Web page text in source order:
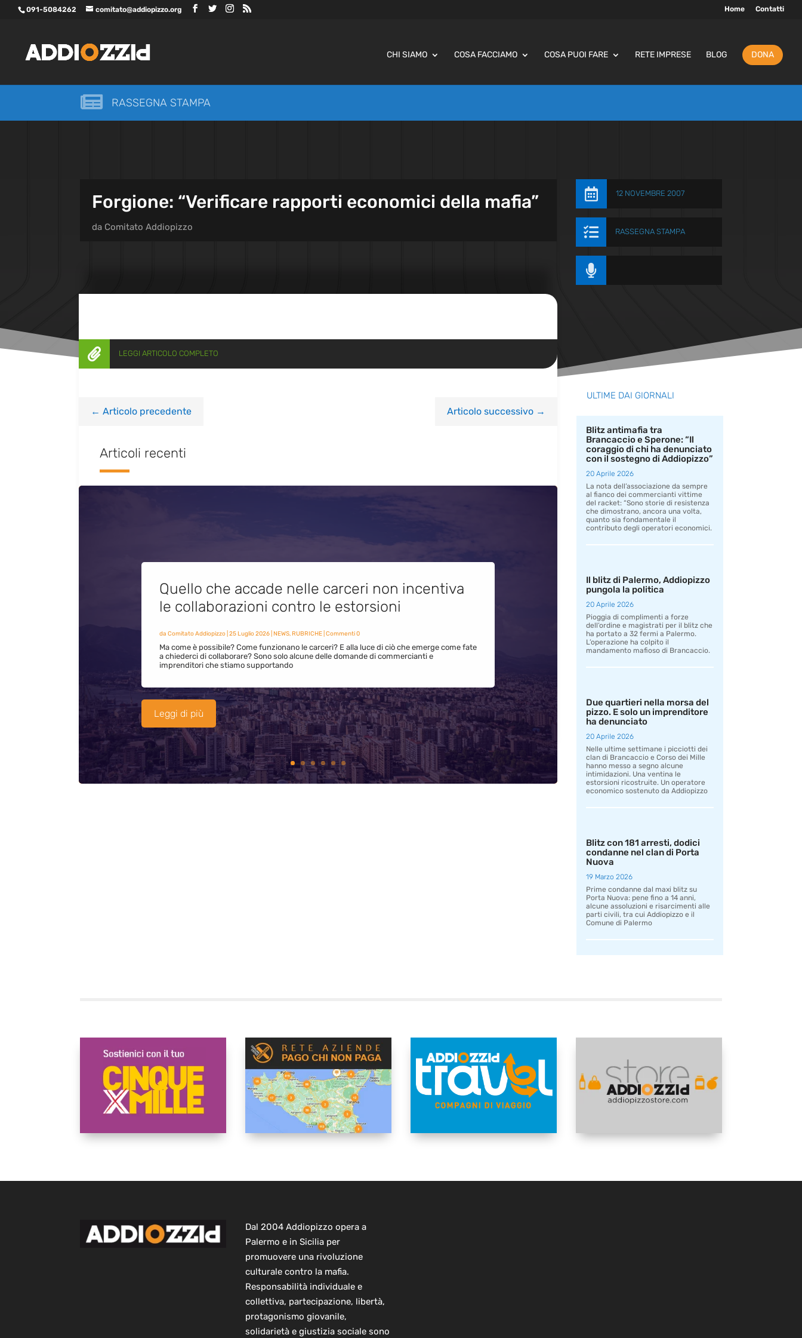
091-5084262 comitato@addiopizzo.org Home Contatti
CHI SIAMO COSA FACCIAMO COSA PUOI FARE RETE IMPRESE BLOG DONA
 RASSEGNA STAMPA
Forgione: “Verificare rapporti economici della mafia”
da Comitato Addiopizzo
 12 NOVEMBRE 2007
 RASSEGNA STAMPA

 LEGGI ARTICOLO COMPLETO
← Articolo precedente Articolo successivo→
Articoli recenti
Quello che accade nelle carceri non incentiva
le collaborazioni contro le estorsioni
da Comitato Addiopizzo| 25 Luglio 2026| NEWS,RUBRICHE| Commenti 0
Ma come è possibile? Come funzionano le carceri? E alla luce di ciò che emerge come fate
a chiederci di collaborare? Sono solo alcune delle domande di commercianti e
imprenditori che stiamo supportando
Leggi di più
ULTIME DAI GIORNALI
Blitz antimafia tra
Brancaccio e Sperone: “Il
coraggio di chi ha denunciato
con il sostegno di Addiopizzo”
20 Aprile 2026
La nota dell’associazione da sempre
al fianco dei commercianti vittime
del racket: “Sono storie di resistenza
che dimostrano, ancora una volta,
quanto sia fondamentale il
contributo degli operatori economici.
Il blitz di Palermo, Addiopizzo
pungola la politica
20 Aprile 2026
Pioggia di complimenti a forze
dell’ordine e magistrati per il blitz che
ha portato a 32 fermi a Palermo.
L’operazione ha colpito il
mandamento mafioso di Brancaccio.
Due quartieri nella morsa del
pizzo. E solo un imprenditore
ha denunciato
20 Aprile 2026
Nelle ultime settimane i picciotti dei
clan di Brancaccio e Corso dei Mille
hanno messo a segno alcune
intimidazioni. Una ventina le
estorsioni ricostruite. Un operatore
economico sostenuto da Addiopizzo
Blitz con 181 arresti, dodici
condanne nel clan di Porta
Nuova
19 Marzo 2026
Prime condanne dal maxi blitz su
Porta Nuova: pene fino a 14 anni,
alcune assoluzioni e risarcimenti alle
parti civili, tra cui Addiopizzo e il
Comune di Palermo
Dal 2004 Addiopizzo opera a
Palermo e in Sicilia per
promuovere una rivoluzione
culturale contro la mafia.
Responsabilità individuale e
collettiva, partecipazione, libertà,
protagonismo giovanile,
solidarietà e giustizia sociale sono